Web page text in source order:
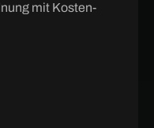
mit Kosten-